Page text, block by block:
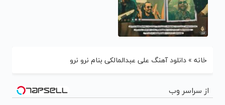
خانه » دانلود آهنگ علی عبدالمالکی بنام نرو نرو
از سراسر وب